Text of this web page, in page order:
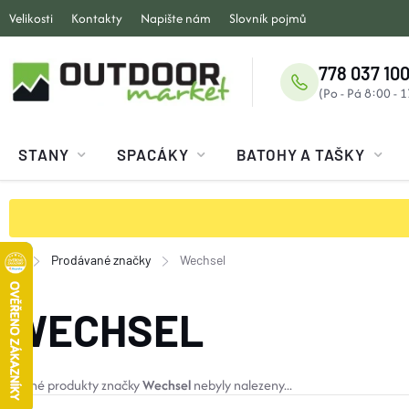
Přejít
na
obsah
Velikosti Kontakty Napište nám Slovník pojmů
778 037
STANY SPACÁKY BATOHY A TAŠKY
Domů
Prodávané značky Wechsel
WECHSEL
Žádné produkty značkyWechselnebyly nalezeny...